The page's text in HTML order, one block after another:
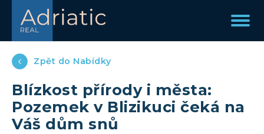
Zpět do Nabídky
Blízkost přírody i města:
Pozemek v Blizikuci čeká na
Váš dům snů